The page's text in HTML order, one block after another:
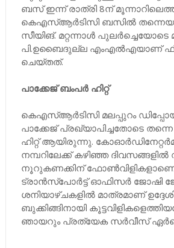
ബസ് ഇന്ന് രാത്രി 8ന്
കെഎസ്ആർടിസി ബസിൽ
സീയിങ്. മറ്റന്നാൾ പുലർച്ചെയോടെ
പി.ഉബൈദുല്ല എംഎൽഎയാണ്
ചെയ്തത്.
പാക്കേജ് ബംപർ ഹിറ്റ്
കെഎസ്ആർടിസി മലപ്പുറം
പാക്കേജ് പ്രഖ്യാപിച്ചതോടെ
ഹിറ്റ് ആയിരുന്നു.
നമ്പറിലേക്ക് കഴിഞ്ഞ ദിവസങ്ങളിൽ
നൂറുകണക്കിന്
ട്രാൻസ്പോർട്ട് ഓഫിസർ
ശനിയാഴ്ചകളിൽ മാത്രമാണ്
ബുക്കിങ്ങിനായി
ഞായറും പ്രത്യേക സർവീസ്